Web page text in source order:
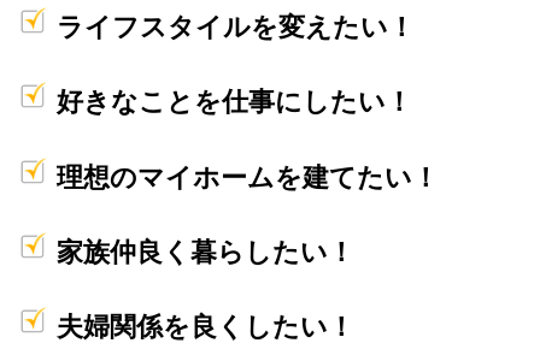
ライフスタイルを変えたい！
好きなことを仕事にしたい！
理想のマイホームを建てたい！
家族仲良く暮らしたい！
夫婦関係を良くしたい！